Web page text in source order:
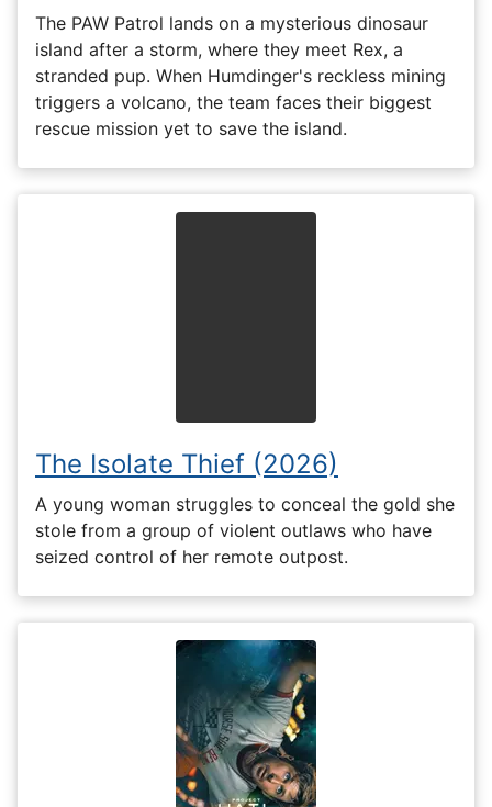
The PAW Patrol lands on a mysterious dinosaur
island after a storm, where they meet Rex, a
stranded pup. When Humdinger's reckless mining
triggers a volcano, the team faces their biggest
rescue mission yet to save the island.
The Isolate Thief (2026)
A young woman struggles to conceal the gold she
stole from a group of violent outlaws who have
seized control of her remote outpost.